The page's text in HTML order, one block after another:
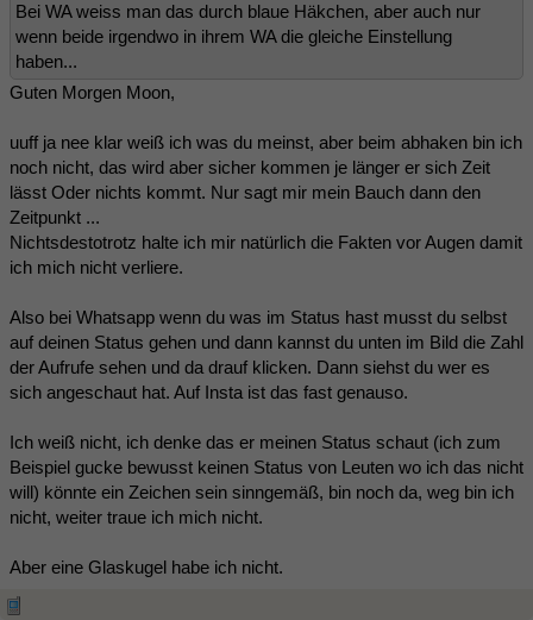
Bei WA weiss man das durch blaue Häkchen, aber auch nur
wenn beide irgendwo in ihrem WA die gleiche Einstellung
haben...
Guten Morgen Moon,
uuff ja nee klar weiß ich was du meinst, aber beim abhaken bin ich
noch nicht, das wird aber sicher kommen je länger er sich Zeit
lässt Oder nichts kommt. Nur sagt mir mein Bauch dann den
Zeitpunkt ...
Nichtsdestotrotz halte ich mir natürlich die Fakten vor Augen damit
ich mich nicht verliere.
Also bei Whatsapp wenn du was im Status hast musst du selbst
auf deinen Status gehen und dann kannst du unten im Bild die Zahl
der Aufrufe sehen und da drauf klicken. Dann siehst du wer es
sich angeschaut hat. Auf Insta ist das fast genauso.
Ich weiß nicht, ich denke das er meinen Status schaut (ich zum
Beispiel gucke bewusst keinen Status von Leuten wo ich das nicht
will) könnte ein Zeichen sein sinngemäß, bin noch da, weg bin ich
nicht, weiter traue ich mich nicht.
Aber eine Glaskugel habe ich nicht.